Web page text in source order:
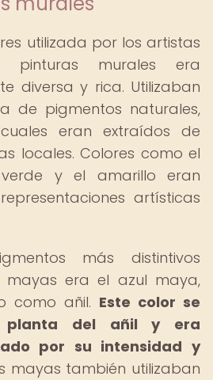
utilizada por los artistas
pinturas murales era
diversa y rica. Utilizaban
de pigmentos naturales,
eran extraídos de
locales. Colores como el
y el amarillo eran
artísticas
más distintivos
mayas era el azul maya,
como añil. Este color se
del añil y era
por su intensidad y
mayas también utilizaban